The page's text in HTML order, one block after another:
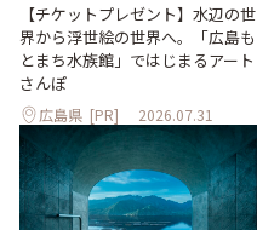
【チケットプレゼント】水辺の世
界から浮世絵の世界へ。「広島も
とまち水族館」ではじまるアート
さんぽ
広島県 [PR] 2026.07.31